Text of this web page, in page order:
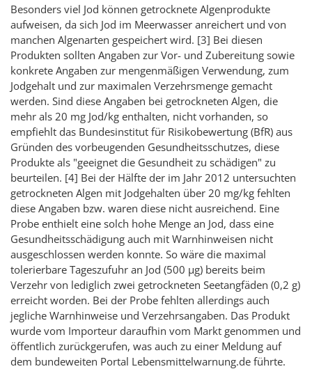
Besonders viel Jod können getrocknete Algenprodukte
aufweisen, da sich Jod im Meerwasser anreichert und von
manchen Algenarten gespeichert wird. [3] Bei diesen
Produkten sollten Angaben zur Vor- und Zubereitung sowie
konkrete Angaben zur mengenmäßigen Verwendung, zum
Jodgehalt und zur maximalen Verzehrsmenge gemacht
werden. Sind diese Angaben bei getrockneten Algen, die
mehr als 20 mg Jod/kg enthalten, nicht vorhanden, so
empfiehlt das Bundesinstitut für Risikobewertung (BfR) aus
Gründen des vorbeugenden Gesundheitsschutzes, diese
Produkte als "geeignet die Gesundheit zu schädigen" zu
beurteilen. [4] Bei der Hälfte der im Jahr 2012 untersuchten
getrockneten Algen mit Jodgehalten über 20 mg/kg fehlten
diese Angaben bzw. waren diese nicht ausreichend. Eine
Probe enthielt eine solch hohe Menge an Jod, dass eine
Gesundheitsschädigung auch mit Warnhinweisen nicht
ausgeschlossen werden konnte. So wäre die maximal
tolerierbare Tageszufuhr an Jod (500 µg) bereits beim
Verzehr von lediglich zwei getrockneten Seetangfäden (0,2 g)
erreicht worden. Bei der Probe fehlten allerdings auch
jegliche Warnhinweise und Verzehrsangaben. Das Produkt
wurde vom Importeur daraufhin vom Markt genommen und
öffentlich zurückgerufen, was auch zu einer Meldung auf
dem bundeweiten Portal Lebensmittelwarnung.de führte.